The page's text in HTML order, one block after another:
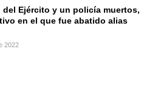
del Ejército y un policía muertos,
en el que fue abatido alias
2022